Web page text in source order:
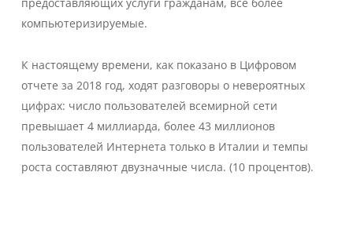
компьютеризируемые.
К настоящему времени, как показано в Цифровом
отчете за 2018 год, ходят разговоры о невероятных
цифрах: число пользователей всемирной сети
превышает 4 миллиарда, более 43 миллионов
пользователей Интернета только в Италии и темпы
роста составляют двузначные числа. (10 процентов).